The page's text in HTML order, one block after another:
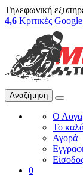
Τηλεφωνική
4,6 Κριτικές Google
Αναζήτηση
Ο
Το
Αγορά
0